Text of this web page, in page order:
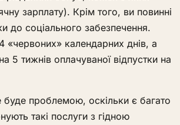
зарплату). Крім того, ви повинні
до соціального забезпечення.
календарних днів, а
5 тижнів оплачуваної відпустки на
буде проблемою, оскільки є багато
такі послуги з гідною